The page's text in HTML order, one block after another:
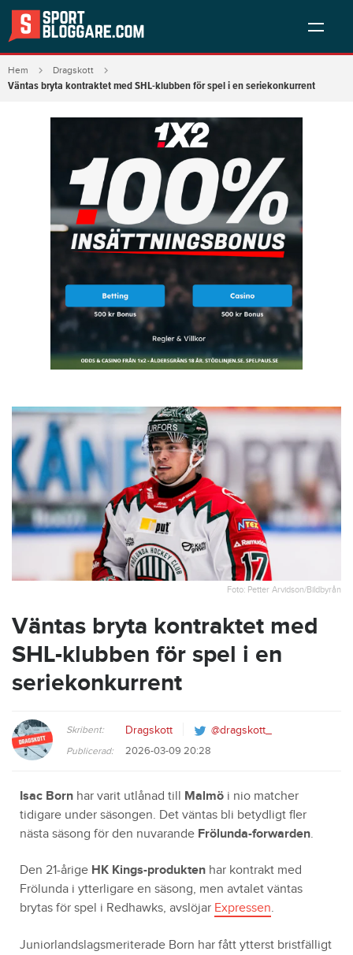
Hem Dragskott
Väntas bryta kontraktet med SHL-klubben för spel i en seriekonkurrent
Foto: Petter Arvidson/Bildbyrån
Väntas bryta kontraktet med
SHL-klubben för spel i en
seriekonkurrent
Skribent: Dragskott @dragskott_
Publicerad: 2026-03-09 20:28
Isac Born har varit utlånad till Malmö i nio matcher
tidigare under säsongen. Det väntas bli betydligt fler
nästa säsong för den nuvarande Frölunda-forwarden.
Den 21-årige HK Kings-produkten har kontrakt med
Frölunda i ytterligare en säsong, men avtalet väntas
brytas för spel i Redhawks, avslöjar Expressen.
Juniorlandslagsmeriterade Born har fått ytterst bristfälligt